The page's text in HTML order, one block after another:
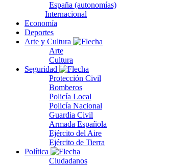
España (autonomías)
Internacional
Economía
Deportes
Arte y Cultura
Arte
Cultura
Seguridad
Protección Civil
Bomberos
Policía Local
Policía Nacional
Guardia Civil
Armada Española
Ejército del Aire
Ejército de Tierra
Política
Ciudadanos